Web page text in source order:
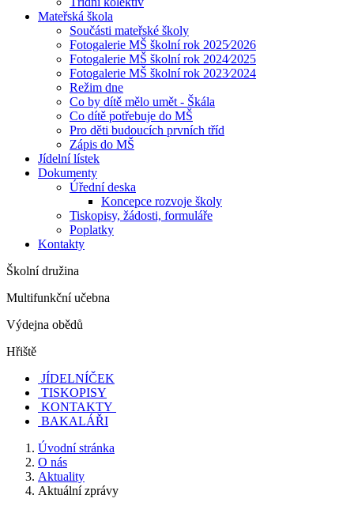
Mateřská škola
Součásti mateřské školy
Fotogalerie MŠ školní rok 2025⁄2026
Fotogalerie MŠ školní rok 2024⁄2025
Fotogalerie MŠ školní rok 2023⁄2024
Režim dne
Co by dítě mělo umět - Škála
Co dítě potřebuje do MŠ
Pro děti budoucích prvních tříd
Zápis do MŠ
Jídelní lístek
Dokumenty
Úřední deska
Koncepce rozvoje školy
Tiskopisy, žádosti, formuláře
Poplatky
Kontakty
Školní družina
Multifunkční učebna
Výdejna obědů
Hřiště
JÍDELNÍČEK
TISKOPISY
KONTAKTY
BAKALÁŘI
Úvodní stránka
O nás
Aktuality
Aktuální zprávy